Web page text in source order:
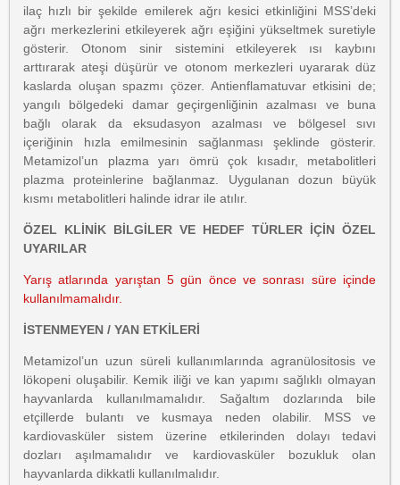
ilaç hızlı bir şekilde emilerek ağrı kesici etkinliğini MSS’deki
ağrı merkezlerini etkileyerek ağrı eşiğini yükseltmek suretiyle
gösterir. Otonom sinir sistemini etkileyerek ısı kaybını
arttırarak ateşi düşürür ve otonom merkezleri uyararak düz
kaslarda oluşan spazmı çözer. Antienflamatuvar etkisini de;
yangılı bölgedeki damar geçirgenliğinin azalması ve buna
bağlı olarak da eksudasyon azalması ve bölgesel sıvı
içeriğinin hızla emilmesinin sağlanması şeklinde gösterir.
Metamizol’un plazma yarı ömrü çok kısadır, metabolitleri
plazma proteinlerine bağlanmaz. Uygulanan dozun büyük
kısmı metabolitleri halinde idrar ile atılır.
ÖZEL KLİNİK BİLGİLER VE HEDEF TÜRLER İÇİN ÖZEL
UYARILAR
Yarış atlarında yarıştan 5 gün önce ve sonrası süre içinde
kullanılmamalıdır.
İSTENMEYEN / YAN ETKİLERİ
Metamizol’un uzun süreli kullanımlarında agranülositosis ve
lökopeni oluşabilir. Kemik iliği ve kan yapımı sağlıklı olmayan
hayvanlarda kullanılmamalıdır. Sağaltım dozlarında bile
etçillerde bulantı ve kusmaya neden olabilir. MSS ve
kardiovasküler sistem üzerine etkilerinden dolayı tedavi
dozları aşılmamalıdır ve kardiovasküler bozukluk olan
hayvanlarda dikkatli kullanılmalıdır.